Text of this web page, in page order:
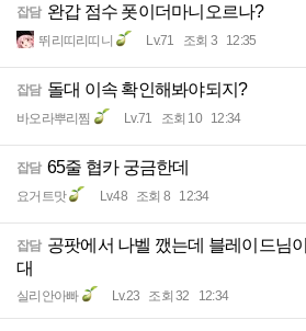
잡담 완갑 점수 폿이더마니오르나?
뛰리띠리띠니 Lv.71 조회 3 12:35
잡담 돌대 이속 확인해봐야되지?
바오라뿌리찜 Lv.71 조회 10 12:34
잡담 65줄 협카 궁금한데
요거트맛 Lv.48 조회 8 12:34
잡담 공팟에서 나벨 깼는데 블레이드님
대
실리안아빠 Lv.23 조회 32 12:34